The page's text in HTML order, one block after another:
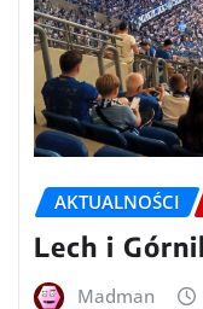
AKTUALNOŚCI
Lech i
Madman